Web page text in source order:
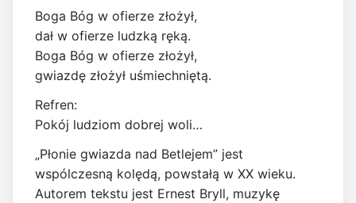
Boga Bóg w ofierze złożył,
dał w ofierze ludzką ręką.
Boga Bóg w ofierze złożył,
gwiazdę złożył uśmiechniętą.
Refren:
Pokój ludziom dobrej woli…
„Płonie gwiazda nad Betlejem” jest
wspólczesną kolędą, powstałą w XX wieku.
Autorem tekstu jest Ernest Bryll, muzykę